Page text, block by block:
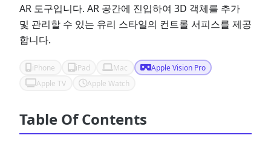
AR 도구입니다. AR 공간에 진입하여 3D 객체를 추가
및 관리할 수 있는 유리 스타일의 컨트롤 서피스를 제공
합니다.
iPhone iPad Mac
Apple Vision Pro
Apple TV
Apple Watch
Table Of Contents